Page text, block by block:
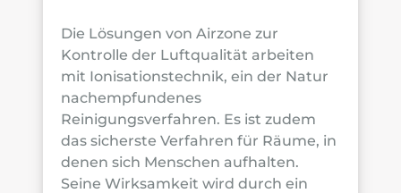
Die Lösungen von Airzone zur
Kontrolle der Luftqualität arbeiten
mit Ionisationstechnik, ein der Natur
nachempfundenes
Reinigungsverfahren. Es ist zudem
das sicherste Verfahren für Räume, in
denen sich Menschen aufhalten.
Seine Wirksamkeit wird durch ein